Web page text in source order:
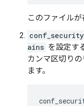
このファイルが
ains を設定す
カンマ区切り
ます。